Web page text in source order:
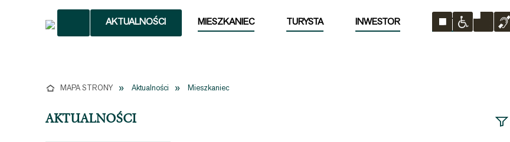
AKTUALNOŚCI MIESZKANIEC TURYSTA INWESTOR MIASTO
MAPA STRONY Aktualności Mieszkaniec
AKTUALNOŚCI